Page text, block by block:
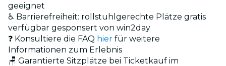
geeignet
♿ Barrierefreiheit: rollstuhlgerechte Plätze gratis
verfügbar gesponsert von win2day
❓ Konsultiere die FAQ hier für weitere
Informationen zum Erlebnis
🪑 Garantierte Sitzplätze bei Ticketkauf im